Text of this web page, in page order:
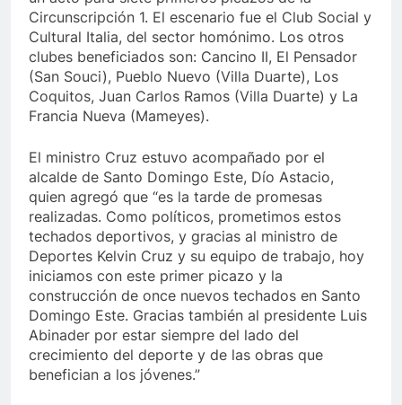
Circunscripción 1. El escenario fue el Club Social y
Cultural Italia, del sector homónimo. Los otros
clubes beneficiados son: Cancino II, El Pensador
(San Souci), Pueblo Nuevo (Villa Duarte), Los
Coquitos, Juan Carlos Ramos (Villa Duarte) y La
Francia Nueva (Mameyes).
El ministro Cruz estuvo acompañado por el
alcalde de Santo Domingo Este, Dío Astacio,
quien agregó que “es la tarde de promesas
realizadas. Como políticos, prometimos estos
techados deportivos, y gracias al ministro de
Deportes Kelvin Cruz y su equipo de trabajo, hoy
iniciamos con este primer picazo y la
construcción de once nuevos techados en Santo
Domingo Este. Gracias también al presidente Luis
Abinader por estar siempre del lado del
crecimiento del deporte y de las obras que
benefician a los jóvenes.”